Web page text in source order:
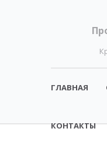
ГЛАВНАЯ
КОНТАКТЫ